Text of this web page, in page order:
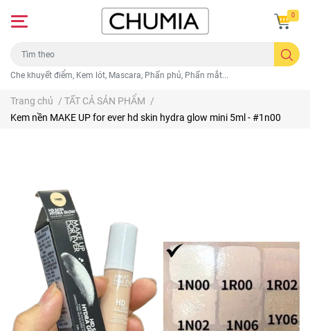
Che khuyết điểm, Kem lót, Mascara, Phấn phủ, Phấn mắt...
0
Trang chủ / TẤT CẢ SẢN PHẨM /
Kem nền MAKE UP for ever hd skin hydra glow mini 5ml - #1n00